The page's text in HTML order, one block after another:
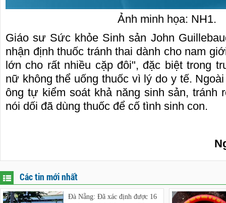
Ảnh minh họa: NH1.
Giáo sư Sức khỏe Sinh sản John
nhận định thuốc tránh thai dành cho nam
lớn cho rất nhiều cặp đôi", đặc biệt trong
nữ không thể uống thuốc vì lý do y tế.
ông tự kiểm soát khả năng sinh sản, tránh
nói dối đã dùng thuốc để cố tình sinh con.
Các tin mới nhất
Đà Nẵng: Đã xác định được 16